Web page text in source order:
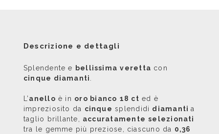
Descrizione e dettagli
Splendente e bellissima veretta con
cinque diamanti
L’anello è in oro bianco 18 ct ed è
impreziosito da cinque splendidi diamantia
taglio brillante, accuratamente selezionati
tra le gemme più preziose, ciascuno da 0,36